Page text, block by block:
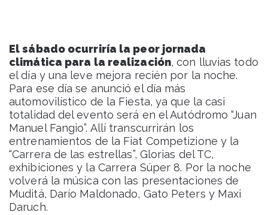
El sábado ocurriría la peor jornada
climática para la realización, con lluvias todo
el día y una leve mejora recién por la noche.
Para ese día se anunció el día más
automovilístico de la Fiesta, ya que la casi
totalidad del evento será en el Autódromo “Juan
Manuel Fangio”. Allí transcurrirán los
entrenamientos de la Fiat Competizione y la
“Carrera de las estrellas”, Glorias del TC,
exhibiciones y la Carrera Súper 8. Por la noche
volverá la música con las presentaciones de
Muditá, Darío Maldonado, Gato Peters y Maxi
Daruch.